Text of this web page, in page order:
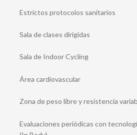
Estrictos protocolos sanitarios
Sala de clases dirigidas
Sala de Indoor Cycling
Área cardiovascular
Zona de peso libre y resistencia
Evaluaciones periódicas con